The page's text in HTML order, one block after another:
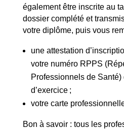
également être inscrite au
dossier complété et
votre diplôme, puis vous
une attestation
votre numéro RPPS
Professionnels de Santé)
d’exercice ;
votre carte
Bon à savoir : tous les